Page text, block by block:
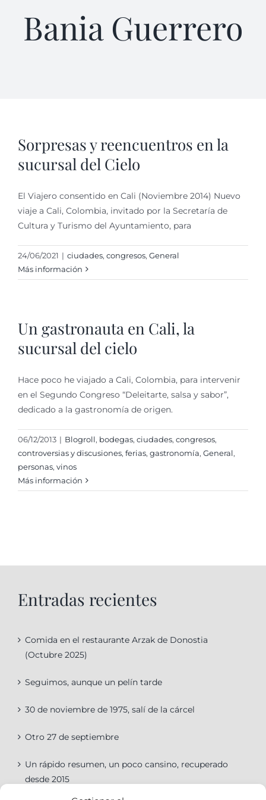
Bania Guerrero
Sorpresas y reencuentros en la
sucursal del Cielo
El Viajero consentido en Cali (Noviembre 2014) Nuevo
viaje a Cali, Colombia, invitado por la Secretaría de
Cultura y Turismo del Ayuntamiento, para
24/06/2021 | ciudades, congresos, General
Más información
Un gastronauta en Cali, la
sucursal del cielo
Hace poco he viajado a Cali, Colombia, para intervenir
en el Segundo Congreso “Deleitarte, salsa y sabor”,
dedicado a la gastronomía de origen.
06/12/2013 | Blogroll, bodegas, ciudades, congresos,
controversias y discusiones, ferias, gastronomí­a, General,
personas, vinos
Más información
Entradas recientes
Comida en el restaurante Arzak de Donostia
(Octubre 2025)
Seguimos, aunque un pelín tarde
30 de noviembre de 1975, salí de la cárcel
Otro 27 de septiembre
Un rápido resumen, un poco cansino, recuperado
desde 2015